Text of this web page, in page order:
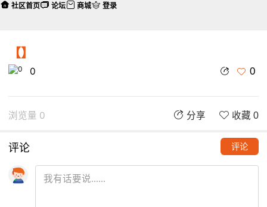
【】
0 0
浏览量 0 分享 收藏 0
评论 评论
社区首页 论坛 商城 登录